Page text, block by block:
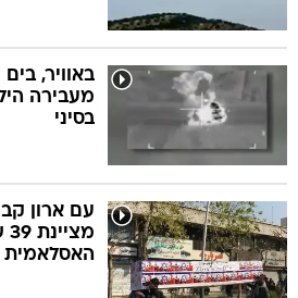
באוויר,
מעבירה
בסיני
עם ארון
האסלאמית